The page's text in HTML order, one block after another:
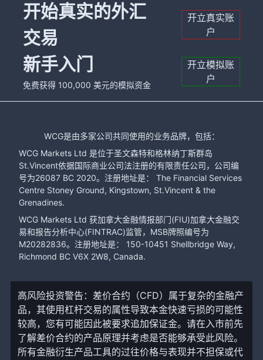
开始真实的外汇
交易
开立真实账
户
新手入门
免费获得 100,000 美元的模拟资金
开立模拟账
户
WCG是由多家公司共同使用的业务品牌，包括：
WCG Markets Ltd 是位于圣文森特和格林纳丁斯群岛
St.Vincent依据国际商业公司法注册的有限责任公司，公司编
号为26087 BC 2020。注册地址是： The Financial Services
Centre Stoney Ground, Kingstown, St.Vincent & the
Grenadines.
WCG Markets Ltd 获加拿大金融情报部门(FIU)加拿大金融交
易和报告分析中心(FINTRAC)监管，MSB牌照编号为
M20282836。注册地址是： 150-10451 Shellbridge Way,
Richmond BC V6X 2W8, Canada.
高风险投资警告：差价合约（CFD）属于复杂的金融产
品，其使用杠杆交易的属性导致本金快速亏损的可能性
较高，您有可能因此被要求追加保证金。请在入市前先
了解差价合约的产品原理并考虑是否能够承受此风险。
所有金融衍生产品工具的过往价格与表现并不担保或代